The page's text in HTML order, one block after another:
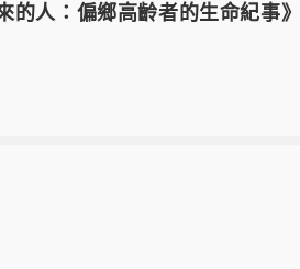
的人：偏鄉高齡者的生命紀事